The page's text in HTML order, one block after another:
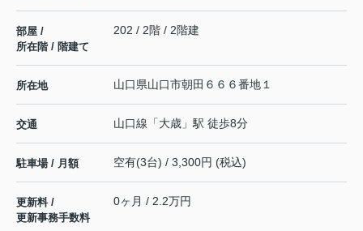
部屋 /
所在階 / 階建て
202 / 2階 / 2階建
所在地 山口県山口市朝田 ６６６番地１
交通 山口線 「大歳 」駅 徒歩8分
駐車場 / 月額 空有(3台) / 3,300円 (税込)
更新料 /
更新事務手数料
0ヶ月 / 2.2万円